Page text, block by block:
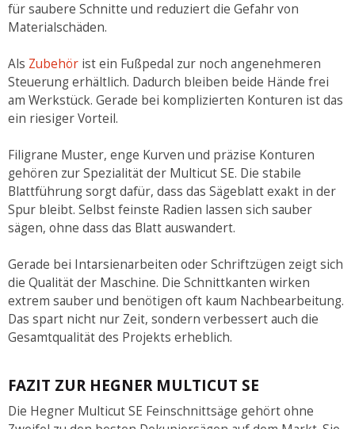
für saubere Schnitte und reduziert die Gefahr von
Materialschäden.
Als Zubehör ist ein Fußpedal zur noch angenehmeren
Steuerung erhältlich. Dadurch bleiben beide Hände frei
am Werkstück. Gerade bei komplizierten Konturen ist das
ein riesiger Vorteil.
Filigrane Muster, enge Kurven und präzise Konturen
gehören zur Spezialität der Multicut SE. Die stabile
Blattführung sorgt dafür, dass das Sägeblatt exakt in der
Spur bleibt. Selbst feinste Radien lassen sich sauber
sägen, ohne dass das Blatt auswandert.
Gerade bei Intarsienarbeiten oder Schriftzügen zeigt sich
die Qualität der Maschine. Die Schnittkanten wirken
extrem sauber und benötigen oft kaum Nachbearbeitung.
Das spart nicht nur Zeit, sondern verbessert auch die
Gesamtqualität des Projekts erheblich.
FAZIT ZUR HEGNER MULTICUT SE
Die Hegner Multicut SE Feinschnittsäge gehört ohne